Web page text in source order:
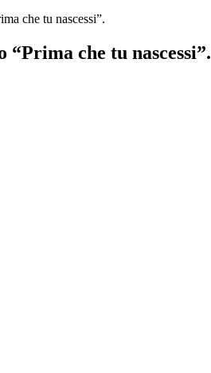
che tu nascessi”.
che tu nascessi”.